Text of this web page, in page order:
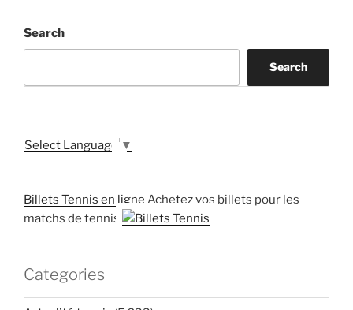
Search
Search
Select Language ▼
Billets Tennis en ligne Achetez vos billets pour les
matchs de tennis
Categories